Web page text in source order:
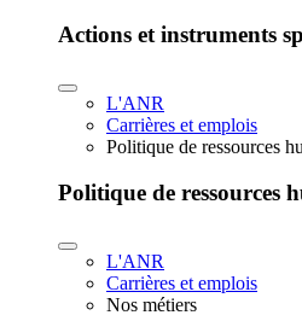
Actions et instruments
L'ANR
Carrières et emplois
Politique de ressources
Politique de ressources
L'ANR
Carrières et emplois
Nos métiers